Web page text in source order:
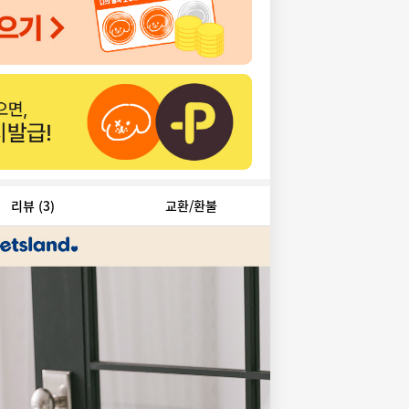
리뷰 (3) 교환/환불